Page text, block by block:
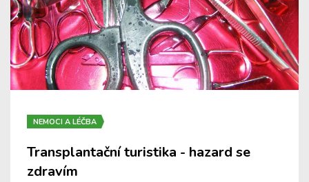
NEMOCI A LÉČBA
Transplantační turistika - hazard se
zdravím